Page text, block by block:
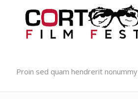
Proin sed quam hendrerit nonummy